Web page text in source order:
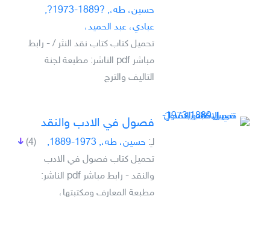
‏حسين، طه،‏, ‏?1973-1889?,
‏عبادي، عبد الحميد،
تحميل كتاب ‏كتاب نقد النثر /‏ - رابط
مباشر pdf الناشر: مطبعة لجنة
التاليف والترج
فصول في الادب والنقد
(4) لـِ: حسين، طه،, 1973-1889,
تحميل كتاب فصول في الادب
والنقد - رابط مباشر pdf الناشر:
مطبعة المعارف ومكتبتها،